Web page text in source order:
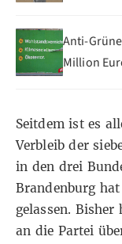
Anti-
Million
Seitdem ist es
Verbleib der
in den drei
Brandenburg
gelassen.
an die Partei